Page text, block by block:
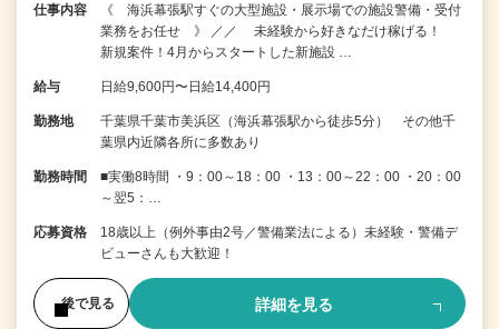
仕事内容
《 海浜幕張駅すぐの大型施設・展示場での施設警備・受付
業務をお任せ 》 ／／ 未経験から好きなだけ稼げる！
新規案件！4月からスタートした新施設 …
給与 日給9,600円〜日給14,400円
勤務地
千葉県千葉市美浜区（海浜幕張駅から徒歩5分） その他千
葉県内近隣各所に多数あり
勤務時間
■実働8時間 ・9：00～18：00 ・13：00～22：00 ・20：00
～翌5：…
応募資格
18歳以上（例外事由2号／警備業法による）未経験・警備デ
ビューさんも大歓迎！
後で見る 詳細を見る